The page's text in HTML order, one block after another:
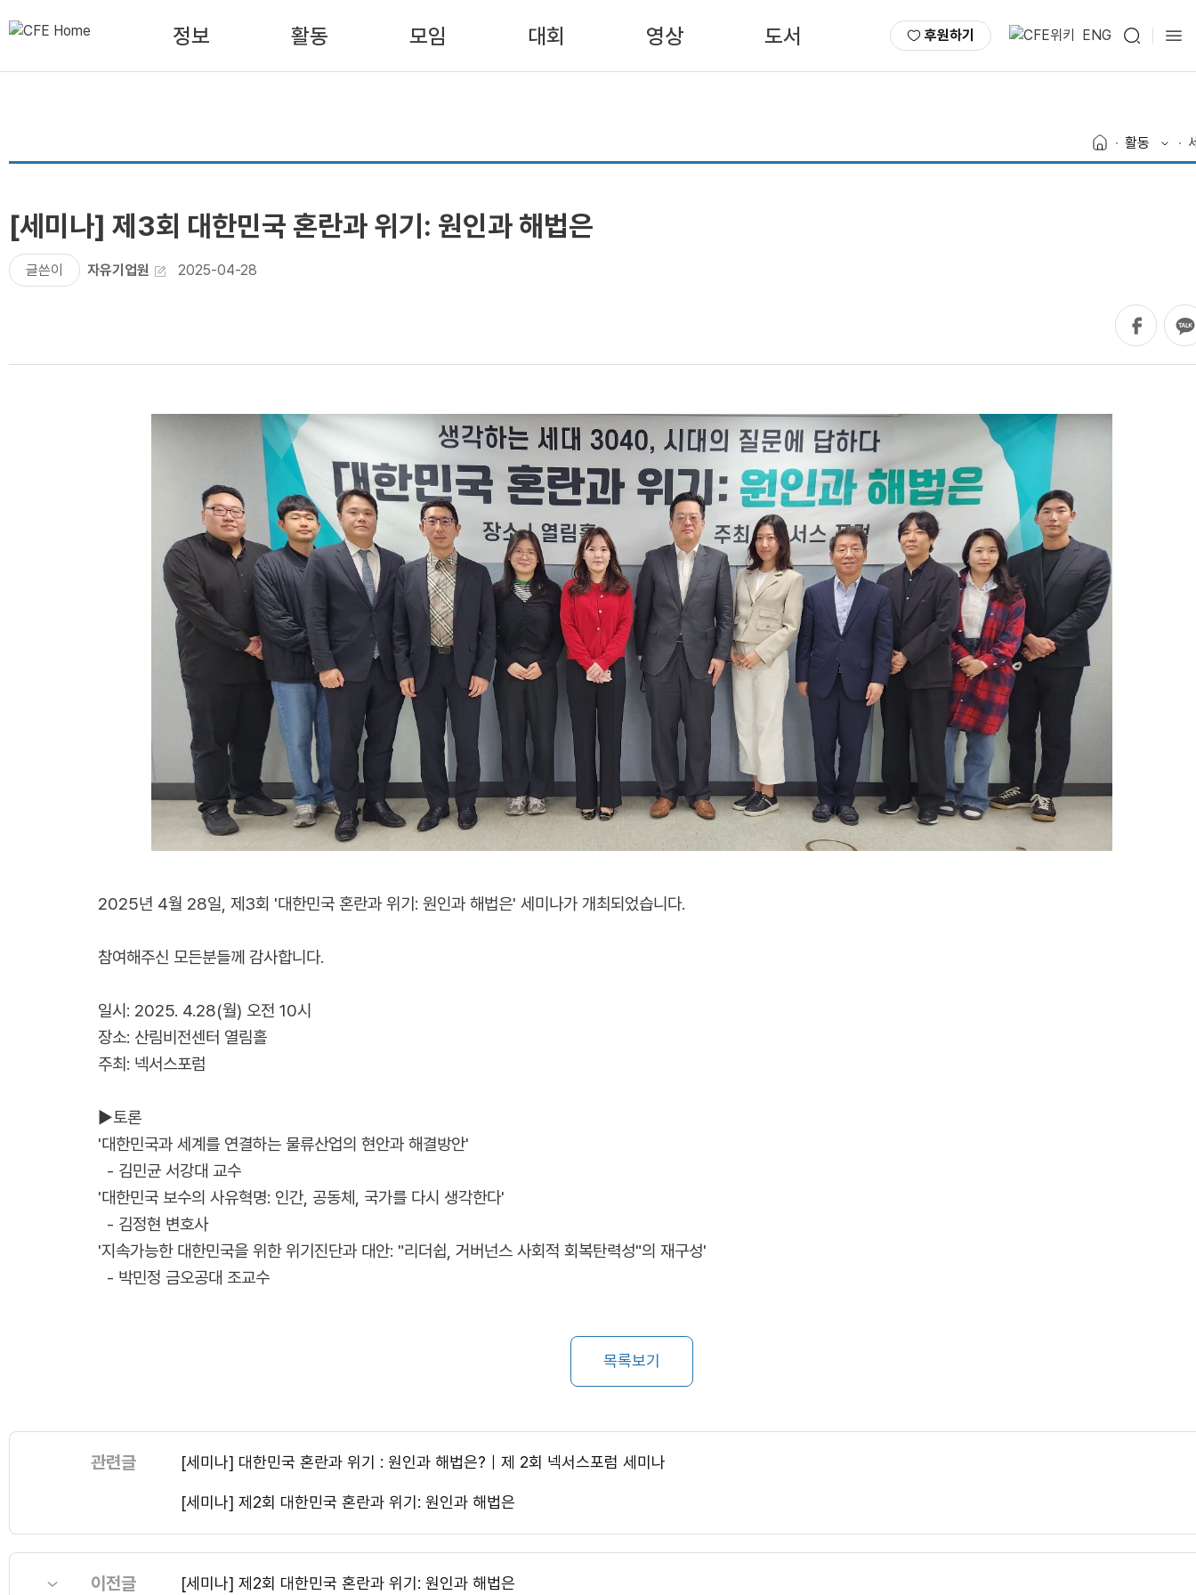
정보 활동 모임 대회 영상 도서 후원하기 ENG
활동
[세미나] 제3회 대한민국 혼란과 위기: 원인과 해법은
글쓴이 자유기업원 2025-04-28
2025년 4월 28일, 제3회 '대한민국 혼란과 위기: 원인과 해법은' 세미나가 개최되었습니다.
참여해주신 모든분들께 감사합니다.
일시: 2025. 4.28(월) 오전 10시
장소: 산림비전센터 열림홀
주최: 넥서스포럼
▶토론
'대한민국과 세계를 연결하는 물류산업의 현안과 해결방안'
- 김민균 서강대 교수
'대한민국 보수의 사유혁명: 인간, 공동체, 국가를 다시 생각한다'
- 김정현 변호사
'지속가능한 대한민국을 위한 위기진단과 대안: "리더쉽, 거버넌스 사회적 회복탄력성"의 재구성'
- 박민정 금오공대 조교수
목록보기
관련글 [세미나] 대한민국 혼란과 위기 : 원인과 해법은?｜제 2회 넥서스포럼 세미나
[세미나] 제2회 대한민국 혼란과 위기: 원인과 해법은
이전글 [세미나] 제2회 대한민국 혼란과 위기: 원인과 해법은